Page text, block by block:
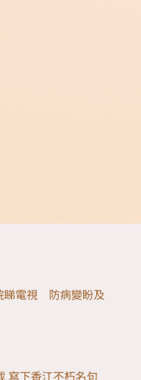
睇電視 防病變盼及
寫下香江不朽名句